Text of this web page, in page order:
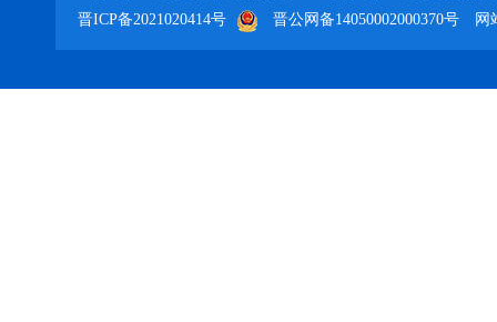
晋ICP备2021020414号
晋公网备14050002000370号 网